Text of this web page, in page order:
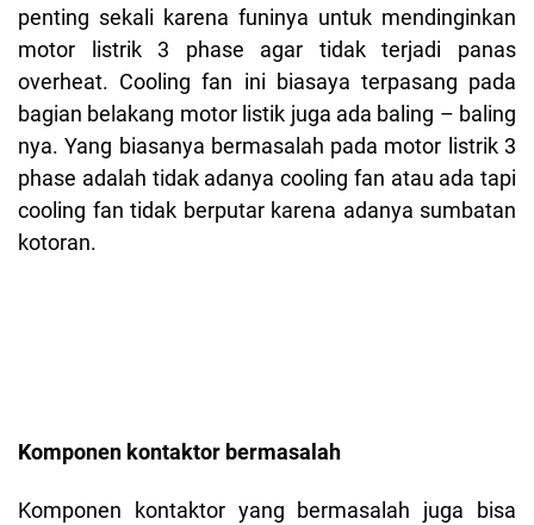
penting sekali karena funinya untuk mendinginkan
motor listrik 3 phase agar tidak terjadi panas
overheat. Cooling fan ini biasaya terpasang pada
bagian belakang motor listik juga ada baling – baling
nya. Yang biasanya bermasalah pada motor listrik 3
phase adalah tidak adanya cooling fan atau ada tapi
cooling fan tidak berputar karena adanya sumbatan
kotoran.
Komponen kontaktor bermasalah
Komponen kontaktor yang bermasalah juga bisa